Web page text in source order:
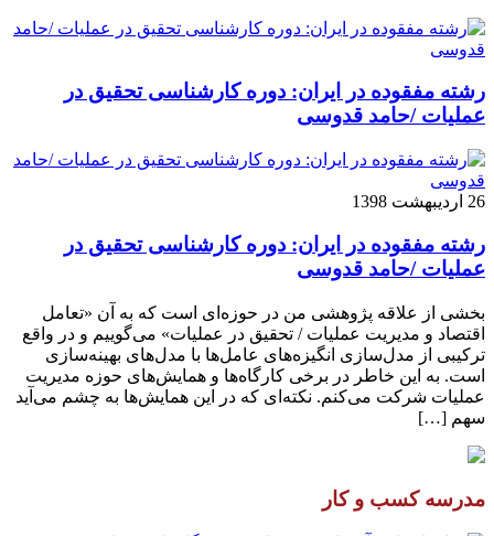
رشته مفقوده در ایران: دوره کارشناسی تحقیق در
عملیات /حامد قدوسی
26 اردیبهشت 1398
رشته مفقوده در ایران: دوره کارشناسی تحقیق در
عملیات /حامد قدوسی
بخشی از علاقه پژوهشی من در حوزه‌ای است که به آن «تعامل
اقتصاد و مدیریت عملیات / تحقیق در عملیات» می‌گوییم و در واقع
ترکیبی از مدل‌سازی انگیزه‌های عامل‌ها با مدل‌های بهینه‌سازی
است. به این خاطر در برخی کارگاه‌ها و همایش‌های حوزه مدیریت
عملیات شرکت می‌کنم. نکته‌ای که در این همایش‌ها به چشم می‌آید
سهم […]
مدرسه کسب و کار